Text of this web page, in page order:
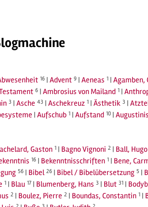
16 | Advent 9 | Aeneas 1 | Agamben,
6 | Ambrosius von Mailand 1 |
3 | Asche 43 | Aschekreuz 1 | Ästhetik 3 |
| Aufschub 1 | Aufstand 10 |
Gaston 1 | Bagno Vignoni 2 | Ball, Hugo
16 | Bekenntnisschriften 1 | Bene,
56 | Bibel 26 | Bibel / Bibelübersetzung 5 |
1 | Blau 17 | Blumenberg, Hans 3 | Blut 31 |
2 | Boulez, Pierre 2 | Boundas, Constantin 1 |